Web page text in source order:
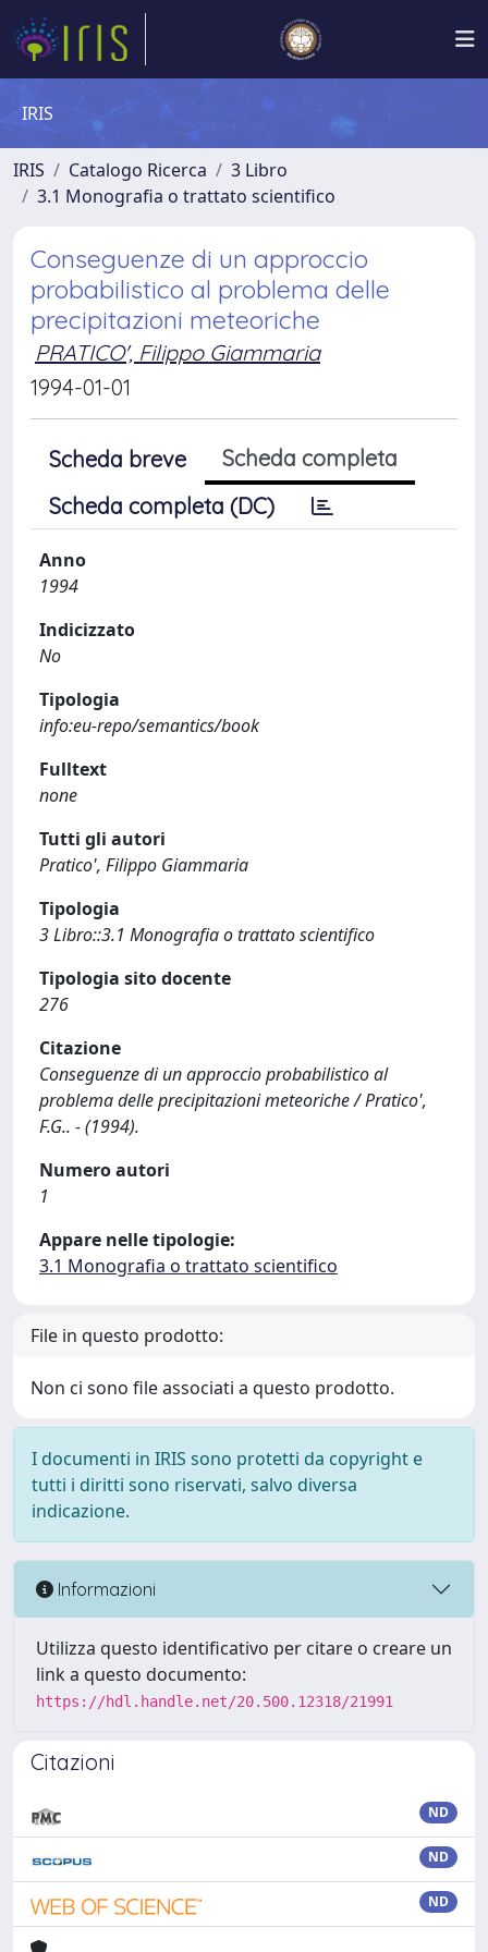
IRIS
IRIS Catalogo Ricerca
3 Libro
3.1 Monografia o trattato scientifico
Conseguenze di un approccio
probabilistico al problema delle
precipitazioni meteoriche
PRATICO', Filippo Giammaria
1994-01-01
Scheda breve
Scheda completa
Scheda completa (DC)
Anno
1994
Indicizzato
No
Tipologia
info:eu-repo/semantics/book
Fulltext
none
Tutti gli autori
Pratico', Filippo Giammaria
Tipologia
3 Libro::3.1 Monografia o trattato scientifico
Tipologia sito docente
276
Citazione
Conseguenze di un approccio probabilistico al
problema delle precipitazioni meteoriche / Pratico',
F.G.. - (1994).
Numero autori
1
Appare nelle tipologie:
3.1 Monografia o trattato scientifico
File in questo prodotto:
Non ci sono file associati a questo prodotto.
I documenti in IRIS sono protetti da copyright e
tutti i diritti sono riservati, salvo diversa
indicazione.
Informazioni
Utilizza questo identificativo per citare o creare un
link a questo documento:
https://hdl.handle.net/20.500.12318/21991
Citazioni
ND
ND
ND